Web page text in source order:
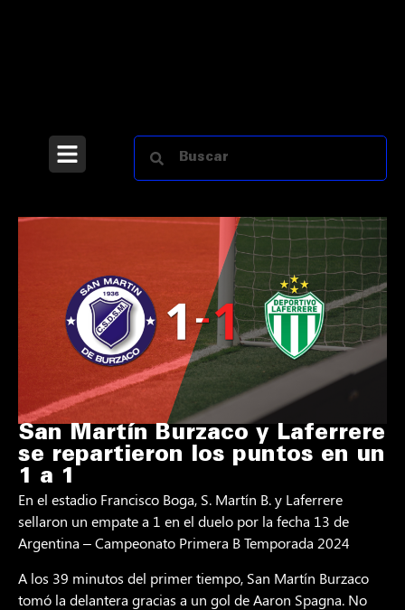
San Martín Burzaco y Laferrere
se repartieron los puntos en un
1 a 1
En el estadio Francisco Boga, S. Martín B. y Laferrere
sellaron un empate a 1 en el duelo por la fecha 13 de
Argentina – Campeonato Primera B Temporada 2024
A los 39 minutos del primer tiempo, San Martín Burzaco
tomó la delantera gracias a un gol de Aaron Spagna. No